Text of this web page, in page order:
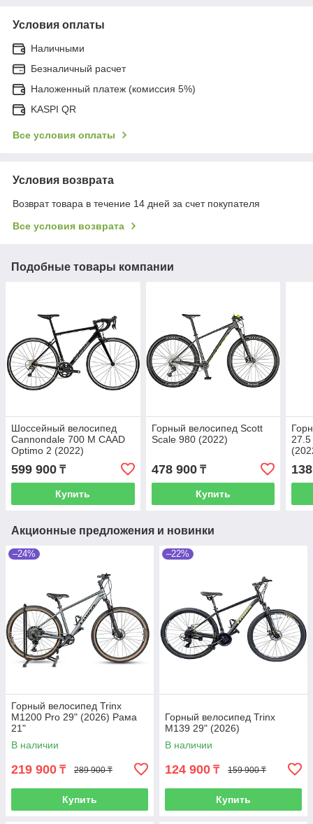
Условия оплаты
Наличными
Безналичный расчет
Наложенный платеж (комиссия 5%)
KASPI QR
Все условия оплаты
Условия возврата
Возврат товара в течение 14 дней за счет покупателя
Все условия возврата
Подобные товары компании
Шоссейный велосипед
Cannondale 700 M CAAD
Optimo 2 (2022)
599 900 ₸
Купить
Горный велосипед Scott
Scale 980 (2022)
478 900₸
Купить
27.5
Акционные предложения и новинки
–24%
Горный велосипед Trinx
M1200 Pro 29" (2026) Рама
21"
В наличии
219 900 ₸ 289 900 ₸
Купить
–22%
Горный велосипед Trinx
M139 29" (2026)
В наличии
124 900 ₸ 159 900 ₸
Купить